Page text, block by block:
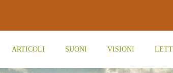
ARTICOLI SUONI VISIONI